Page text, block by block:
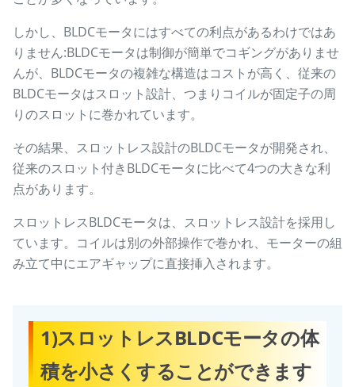
しかし、BLDCモータにはすべての利点があるわけではあ
りません:BLDCモータは制御が簡単でコギングがありませ
んが、BLDCモータの複雑な構造はコストが高く、従来の
BLDCモータはスロット設計、つまりコイルが固定子の周
りのスロットに巻かれています。
その結果、スロットレス設計のBLDCモータが開発され、
従来のスロット付きBLDCモータに比べて4つの大きな利
点があります。
スロットレスBLDCモータは、スロットレス設計を採用し
ています。コイルは別の外部操作で巻かれ、モーターの組
み立て中にエアギャップに直接挿入されます。
1)スロットレスBLDCモータの体
積を小さくすることができます